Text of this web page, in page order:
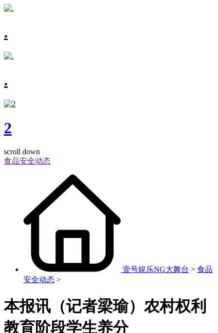
.
.
2
scroll down
食品安全动态
壹号娱乐NG大舞台 > 食品
安全动态 >
本报讯（记者梁瑜）农村权利
教育阶段学生养分